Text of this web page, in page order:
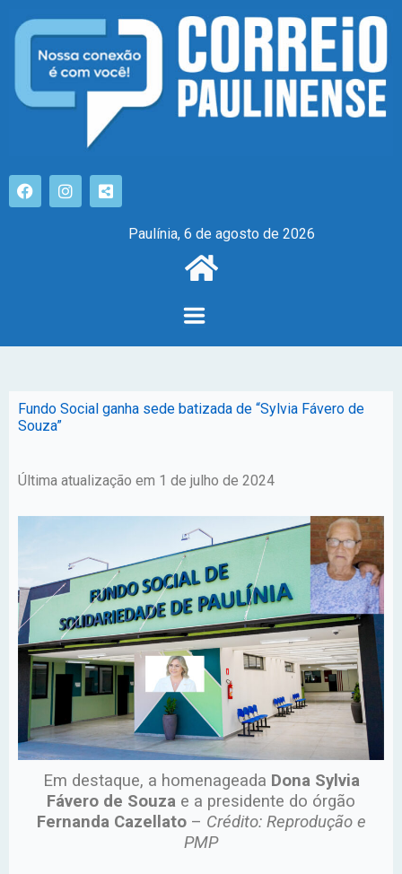
Paulínia, 6 de agosto de 2026
Fundo Social ganha sede batizada de “Sylvia Fávero de
Souza”
Última atualização em 1 de julho de 2024
Em destaque, a homenageada Dona Sylvia
Fávero de Souza e a presidente do órgão
Fernanda Cazellato– Crédito: Reprodução e
PMP